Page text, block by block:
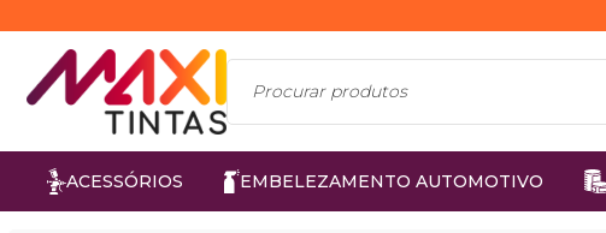
ACESSÓRIOS EMBELEZAMENTO AUTOMOTIVO